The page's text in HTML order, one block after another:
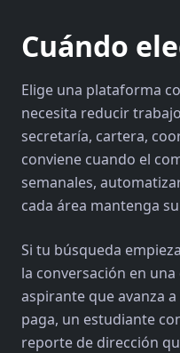
Cuándo
Elige una plataforma
necesita reducir
secretaría, cartera,
conviene cuando el
semanales,
cada área mantenga
Si tu búsqueda
la conversación en
aspirante que avanza
paga, un estudiante
reporte de dirección